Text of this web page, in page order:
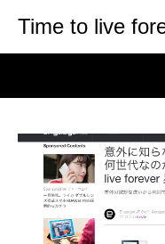
Time to live